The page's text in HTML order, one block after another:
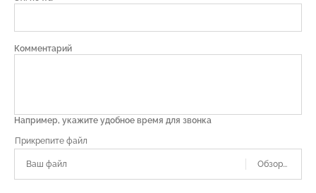
Комментарий
Например, укажите удобное время для звонка
Ваш файл